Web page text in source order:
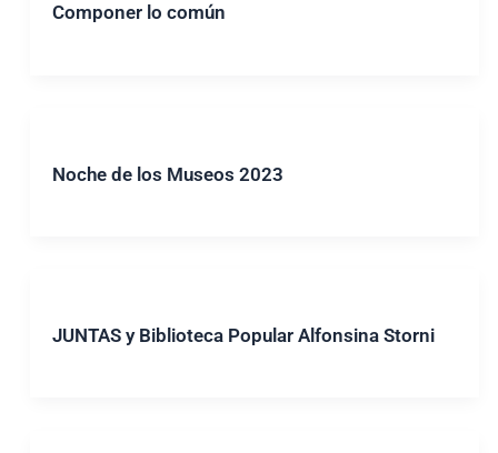
Componer lo común
Noche de los Museos 2023
JUNTAS y Biblioteca Popular Alfonsina Storni